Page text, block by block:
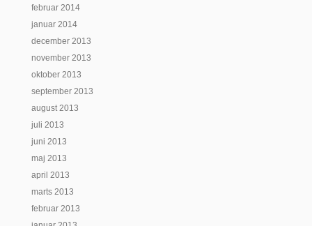
februar 2014
januar 2014
december 2013
november 2013
oktober 2013
september 2013
august 2013
juli 2013
juni 2013
maj 2013
april 2013
marts 2013
februar 2013